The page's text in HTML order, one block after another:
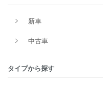
新車
中古車
タイプから探す